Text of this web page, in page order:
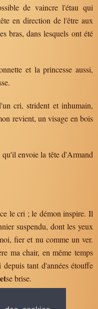
de vaincre l'étau qui
en direction de l'être aux
bras, dans lesquels ont été
et la princesse aussi,
cri, strident et inhumain,
revient, un visage en bois
envoie la tête d'Armand
le cri ; le démon inspire. Il
suspendu, dont les yeux
fier et nu comme un ver.
ma chair, en même temps
depuis tant d'années étouffe
se brise.